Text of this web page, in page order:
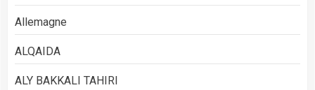
Allemagne
ALQAIDA
ALY BAKKALI TAHIRI